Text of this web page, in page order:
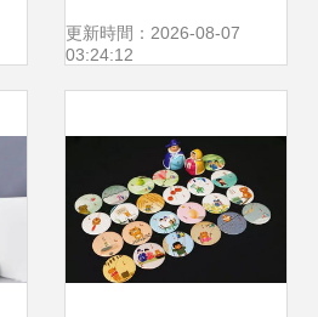
旅游商品新格局的
更新時間：2026-08-07
03:24:12